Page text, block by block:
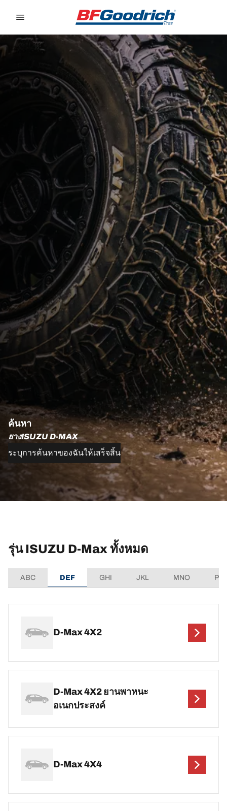
ค้นหา
ยางISUZU D-MAX
ระบุการค้นหาของฉันให้เสร็จสิ้น
รุ่น ISUZU D-Max ทั้งหมด
ABC DEF GHI JKL MNO
D-Max 4X2
D-Max 4X2 ยานพาหนะ
อเนกประสงค์
D-Max 4X4